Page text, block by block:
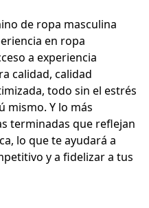
de ropa masculina
en ropa
a experiencia
calidad, calidad
todo sin el estrés
mismo. Y lo más
terminadas que reflejan
lo que te ayudará a
y a fidelizar a tus